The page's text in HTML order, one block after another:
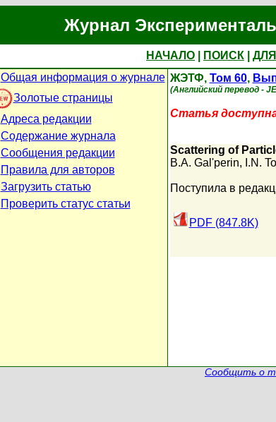
Журнал
НАЧАЛО ПОИСК
Общая информация о журнале
Золотые страницы
Адреса редакции
Содержание журнала
Сообщения редакции
Правила для авторов
Загрузить статью
Проверить статус статьи
ЖЭТФ, Том 60,
(Английский перевод -
Статья доступна
Scattering of
B.A. Gal'perin, I.N.
Поступила в
PDF (847.8K)
Сообщить о